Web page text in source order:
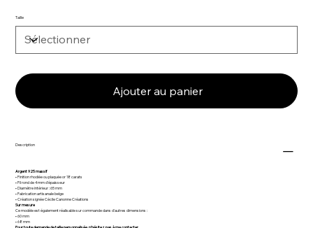
Taille
Ajouter au panier
Description
Argent 925 massif
• Finition rhodiée ou plaquée or 18 carats
• Fil rond de 4 mm d'épaisseur
• Diamètre intérieur : 65 mm
• Fabrication artisanale belge
• Création signée Cécile Canonne Créations
Sur mesure
Ce modèle est également réalisable sur commande dans d'autres dimensions :
• 60 mm
• 68 mm
Pour toute demande de taille personnalisée, n'hésitez pas à me contacter.